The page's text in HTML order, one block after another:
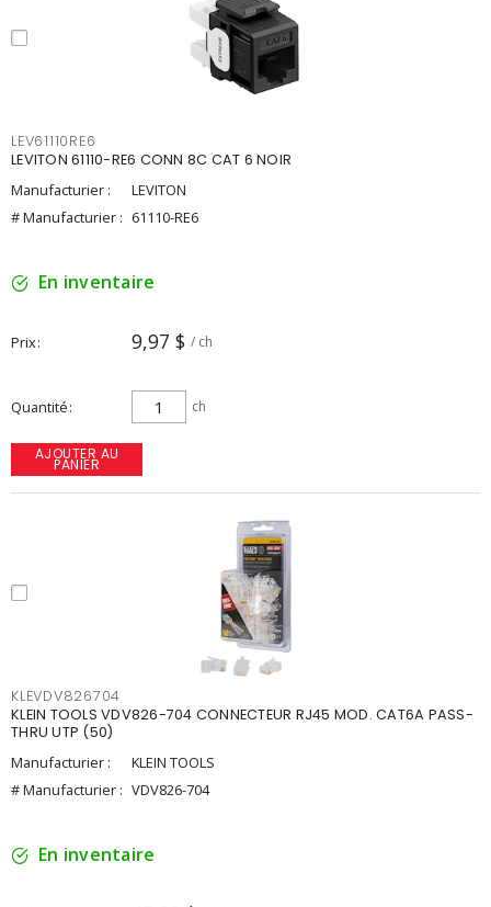
LEV61110RE6
LEVITON 61110-RE6 CONN 8C CAT 6 NOIR
Manufacturier :
LEVITON
# Manufacturier : 61110-RE6
En inventaire
Prix 9,97 $ / ch
Quantité ch
AJOUTER AU
PANIER
KLEVDV826704
KLEIN TOOLS VDV826-704 CONNECTEUR RJ45 MOD. CAT6A PASS-
THRU UTP (50)
Manufacturier :
KLEIN TOOLS
# Manufacturier : VDV826-704
En inventaire